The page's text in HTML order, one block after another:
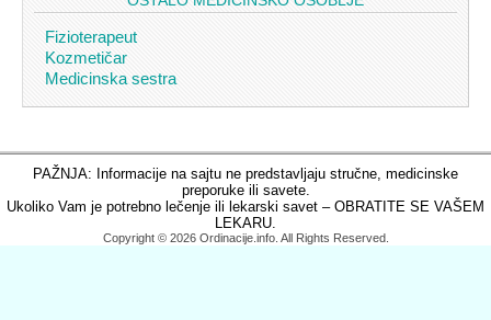
Fizioterapeut
Kozmetičar
Medicinska sestra
PAŽNJA: Informacije na sajtu ne predstavljaju stručne, medicinske
preporuke ili savete.
Ukoliko Vam je potrebno lečenje ili lekarski savet – OBRATITE SE VAŠEM
LEKARU.
Copyright © 2026 Ordinacije.info. All Rights Reserved.